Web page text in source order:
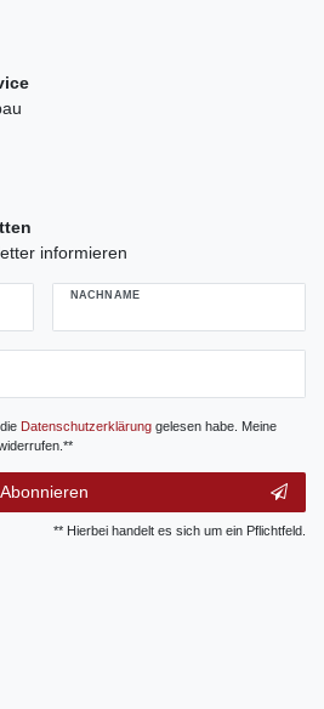
informieren
NACHNAME
Daten­schutz­erklärunggelesen habe. Meine
Abonnieren
** Hierbei handelt es sich um ein Pflichtfeld.